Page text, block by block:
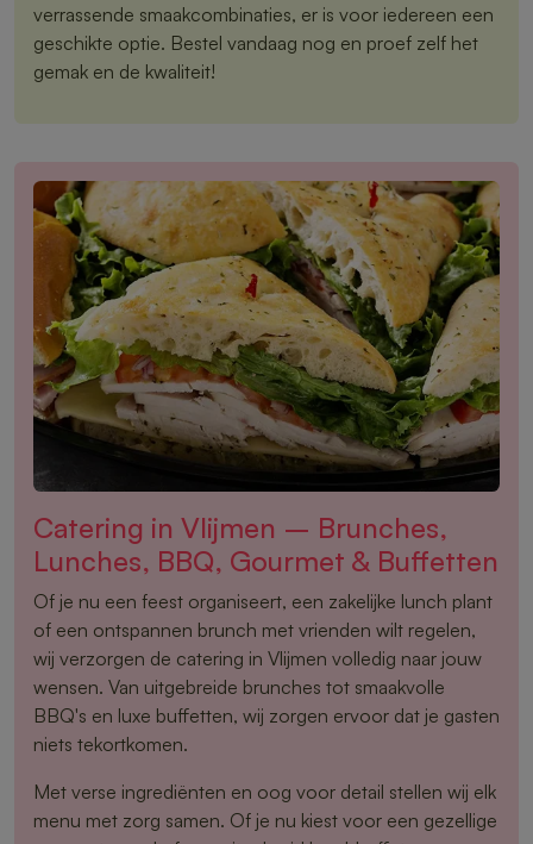
verrassende smaakcombinaties, er is voor iedereen een
geschikte optie. Bestel vandaag nog en proef zelf het
gemak en de kwaliteit!
Catering in Vlijmen – Brunches,
Lunches, BBQ, Gourmet & Buffetten
Of je nu een feest organiseert, een zakelijke lunch plant
of een ontspannen brunch met vrienden wilt regelen,
wij verzorgen de catering in Vlijmen volledig naar jouw
wensen. Van uitgebreide brunches tot smaakvolle
BBQ's en luxe buffetten, wij zorgen ervoor dat je gasten
niets tekortkomen.
Met verse ingrediënten en oog voor detail stellen wij elk
menu met zorg samen. Of je nu kiest voor een gezellige